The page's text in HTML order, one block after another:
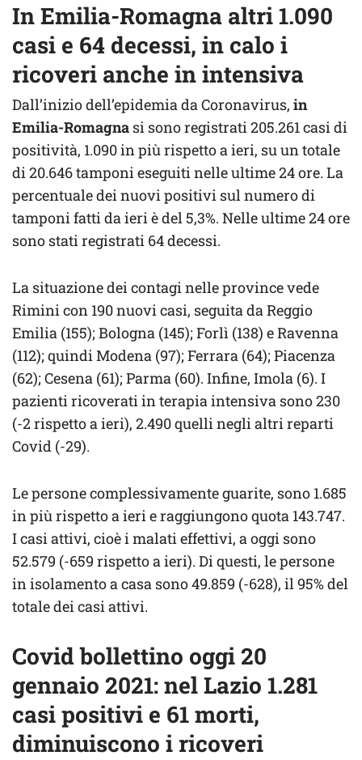
In Emilia-Romagna altri 1.090
casi e 64 decessi, in calo i
ricoveri anche in intensiva
Dall’inizio dell’epidemia da Coronavirus, in
Emilia-Romagna si sono registrati 205.261 casi di
positività, 1.090 in più rispetto a ieri, su un totale
di 20.646 tamponi eseguiti nelle ultime 24 ore. La
percentuale dei nuovi positivi sul numero di
tamponi fatti da ieri è del 5,3%. Nelle ultime 24 ore
sono stati registrati 64 decessi.
La situazione dei contagi nelle province vede
Rimini con 190 nuovi casi, seguita da Reggio
Emilia (155); Bologna (145); Forlì (138) e Ravenna
(112); quindi Modena (97); Ferrara (64); Piacenza
(62); Cesena (61); Parma (60). Infine, Imola (6). I
pazienti ricoverati in terapia intensiva sono 230
(-2 rispetto a ieri), 2.490 quelli negli altri reparti
Covid (-29).
Le persone complessivamente guarite, sono 1.685
in più rispetto a ieri e raggiungono quota 143.747.
I casi attivi, cioè i malati effettivi, a oggi sono
52.579 (-659 rispetto a ieri). Di questi, le persone
in isolamento a casa sono 49.859 (-628), il 95% del
totale dei casi attivi.
Covid bollettino oggi 20
gennaio 2021: nel Lazio 1.281
casi positivi e 61 morti,
diminuiscono i ricoveri